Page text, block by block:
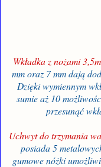
Wkładka z nożami
mm oraz 7 mm dają
Dzięki wymiennym
sumie aż 10
przesunąć
Uchwyt do trzymania
posiada 5
gumowe nóżki